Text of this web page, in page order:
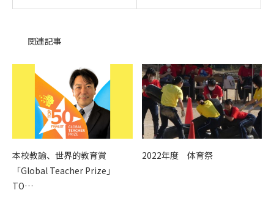
関連記事
本校教諭、世界的教育賞
「Global Teacher Prize」
TO…
2022年度 体育祭